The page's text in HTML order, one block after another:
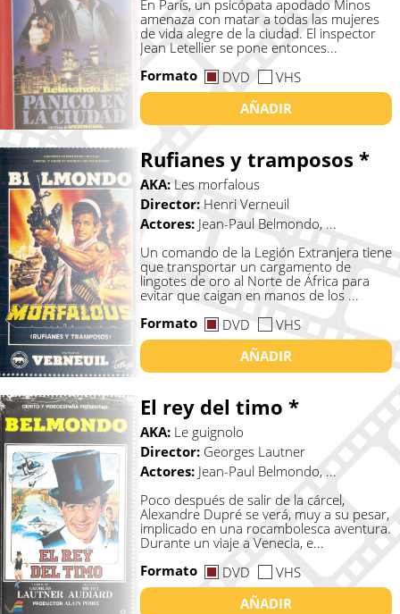
En París, un psicópata apodado Minos
amenaza con matar a todas las mujeres
de vida alegre de la ciudad. El inspector
Jean Letellier se pone entonces...
Formato
DVD
VHS
AÑADIR
Rufianes y tramposos *
AKA:Les morfalous
Director:Henri Verneuil
Actores: Jean-Paul Belmondo, ...
Un comando de la Legión Extranjera tiene
que transportar un cargamento de
lingotes de oro al Norte de África para
evitar que caigan en manos de los ...
Formato
DVD
VHS
AÑADIR
El rey del timo *
AKA: Le guignolo
Director: Georges Lautner
Actores: Jean-Paul Belmondo, ...
Poco después de salir de la cárcel,
Alexandre Dupré se verá, muy a su pesar,
implicado en una rocambolesca aventura.
Durante un viaje a Venecia, e...
Formato
DVD
VHS
AÑADIR